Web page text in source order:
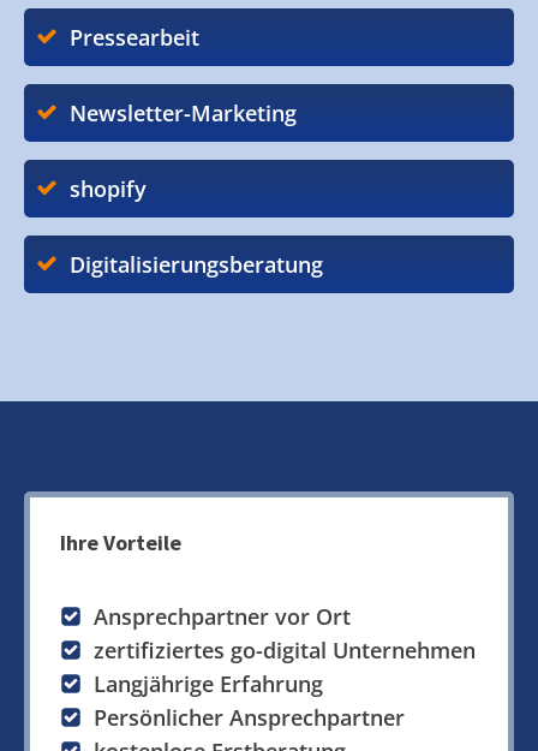
Pressearbeit
Newsletter-Marketing
shopify
Digitalisierungsberatung
Ihre Vorteile
Ansprechpartner vor Ort
zertifiziertes go-digital Unternehmen
Langjährige Erfahrung
Persönlicher Ansprechpartner